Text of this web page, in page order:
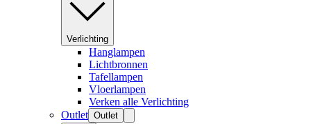
Verlichting
Hanglampen
Lichtbronnen
Tafellampen
Vloerlampen
Verken alle Verlichting
Outlet Outlet